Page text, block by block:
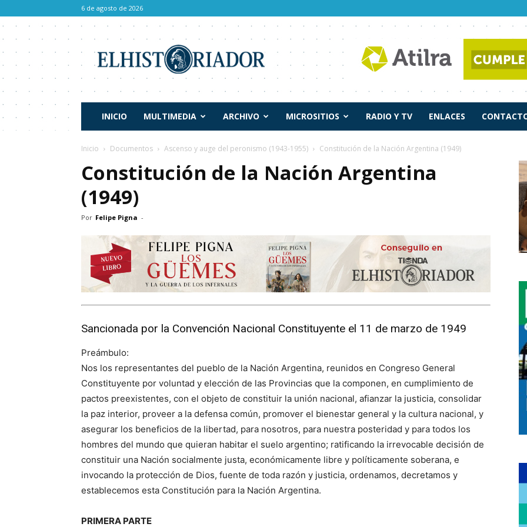
6 de agosto de 2026
Historiador
INICIO MULTIMEDIA ARCHIVO MICROSITIOS RADIO Y TV ENLACES
Inicio Documentos Ascenso y auge del peronismo (1943-1955) Constitución de la Nación Argentina (1949)
Constitución de la Nación Argentina
(1949)
Por Felipe Pigna -
Sancionada por la Convención Nacional Constituyente el 11 de marzo de 1949
Preámbulo:
Nos los representantes del pueblo de la Nación Argentina, reunidos en Congreso General
Constituyente por voluntad y elección de las Provincias que la componen, en cumplimiento de
pactos preexistentes, con el objeto de constituir la unión nacional, afianzar la justicia, consolidar
la paz interior, proveer a la defensa común, promover el bienestar general y la cultura nacional, y
asegurar los beneficios de la libertad, para nosotros, para nuestra posteridad y para todos los
hombres del mundo que quieran habitar el suelo argentino; ratificando la irrevocable decisión de
constituir una Nación socialmente justa, económicamente libre y políticamente soberana, e
invocando la protección de Dios, fuente de toda razón y justicia, ordenamos, decretamos y
establecemos esta Constitución para la Nación Argentina.
PRIMERA PARTE